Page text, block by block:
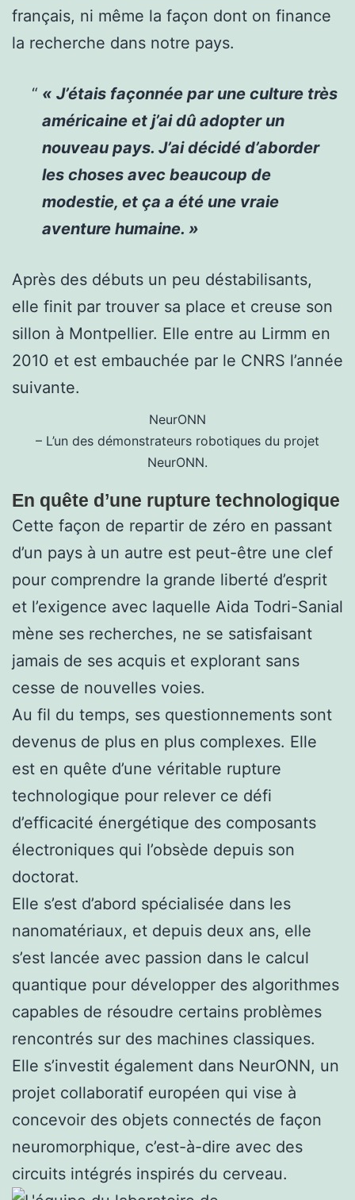
français, ni même la façon dont on finance
la recherche dans notre pays.
« J’étais façonnée par une culture très
américaine et j’ai dû adopter un
nouveau pays. J’ai décidé d’aborder
les choses avec beaucoup de
modestie, et ça a été une vraie
aventure humaine. »
Après des débuts un peu déstabilisants,
elle finit par trouver sa place et creuse son
sillon à Montpellier. Elle entre au Lirmm en
2010 et est embauchée par le CNRS l’année
suivante.
NeurONN
– L’un des démonstrateurs robotiques du projet
NeurONN.
En quête d’une rupture technologique
Cette façon de repartir de zéro en passant
d’un pays à un autre est peut-être une clef
pour comprendre la grande liberté d’esprit
et l’exigence avec laquelle Aida Todri-Sanial
mène ses recherches, ne se satisfaisant
jamais de ses acquis et explorant sans
cesse de nouvelles voies.
Au fil du temps, ses questionnements sont
devenus de plus en plus complexes. Elle
est en quête d’une véritable rupture
technologique pour relever ce défi
d’efficacité énergétique des composants
électroniques qui l’obsède depuis son
doctorat.
Elle s’est d’abord spécialisée dans les
nanomatériaux, et depuis deux ans, elle
s’est lancée avec passion dans le calcul
quantique pour développer des algorithmes
capables de résoudre certains problèmes
rencontrés sur des machines classiques.
Elle s’investit également dans NeurONN, un
projet collaboratif européen qui vise à
concevoir des objets connectés de façon
neuromorphique, c’est-à-dire avec des
circuits intégrés inspirés du cerveau.